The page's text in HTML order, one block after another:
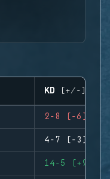
KD (+/-)
2-8 (-6)
4-7 (-3)
14-5 (+9)